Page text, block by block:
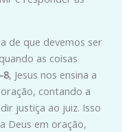
de que devemos ser
as coisas
8, Jesus nos ensina a
contando a
justiça ao juiz. Isso
Deus em oração,